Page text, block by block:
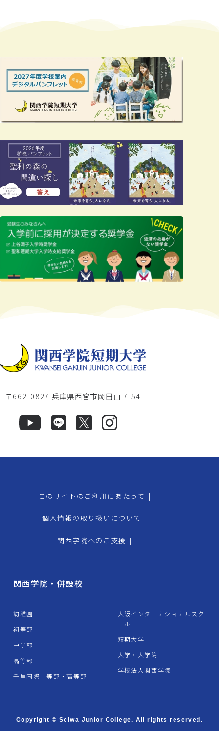
〒662-0827 兵庫県西宮市岡田山 7-54
| このサイトのご利用にあたって |
| 個人情報の取り扱いについて |
| 関西学院へのご支援 |
関西学院・併設校
幼稚園
初等部
中学部
高等部
千里国際中等部・高等部
大阪インターナショナルスク
ール
短期大学
大学・大学院
学校法人関西学院
Copyright © Seiwa Junior College. All rights reserved.